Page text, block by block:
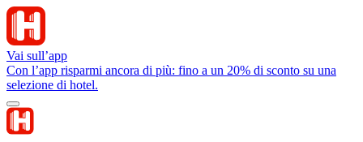
Vai sull’app
Con l’app risparmi ancora di più: fino a un 20% di sconto su una
selezione di hotel.